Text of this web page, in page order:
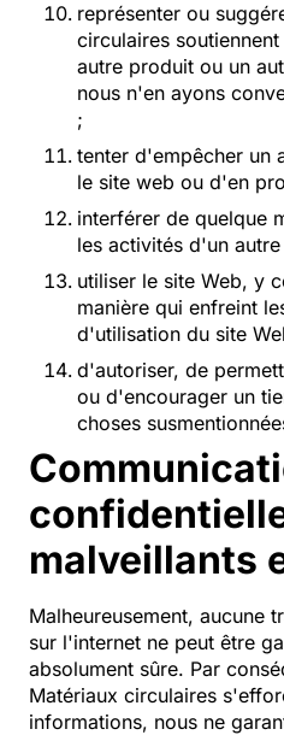
représenter ou
circulaires
autre produit ou un
nous n'en ayons
;
tenter d'empêcher un
le site web ou d'en
interférer de quelque
les activités d'un
utiliser le site Web, y
manière qui enfreint
d'utilisation du site
d'autoriser, de
ou d'encourager un
choses
malveillants
Malheureusement, aucune
sur l'internet ne peut être
absolument sûre. Par
Matériaux circulaires
informations, nous ne